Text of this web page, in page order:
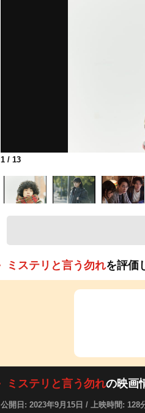
1 / 13
ミステリと言う勿れを評価
ミステリと言う勿れの映画
公開日: 2023年9月15日 / 上映時間: 128